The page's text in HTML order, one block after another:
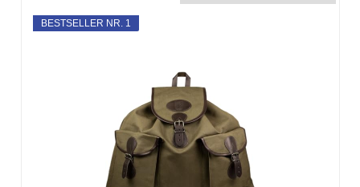
BESTSELLER NR. 1